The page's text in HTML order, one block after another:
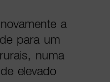
a
para um
numa
elevado